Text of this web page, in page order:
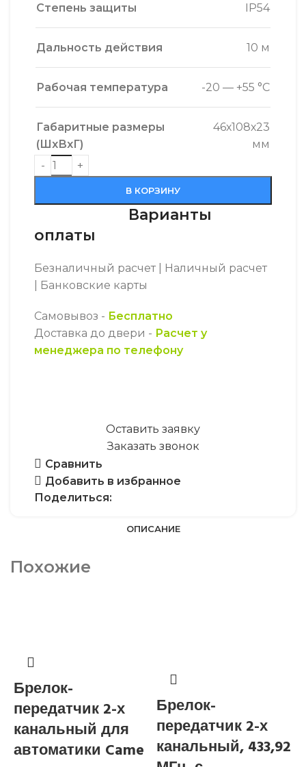
Степень защиты IP54
Дальность действия 10 м
Рабочая температура -20 — +55 °C
Габаритные размеры
(ШхВхГ)
46х108х23
мм
Количество товара CAME DIR10
В КОРЗИНУ
Варианты
оплаты
Безналичный расчет | Наличный расчет
| Банковские карты
Самовывоз - Бесплатно
Доставка до двери - Расчет у
менеджера по телефону
Оставить заявку
Заказать звонок
Сравнить
Добавить в избранное
Поделиться:
ОПИСАНИЕ
Похожие
Брелок-
передатчик 2-х
канальный для
автоматики Came
Брелок-
передатчик 2-х
канальный, 433,92